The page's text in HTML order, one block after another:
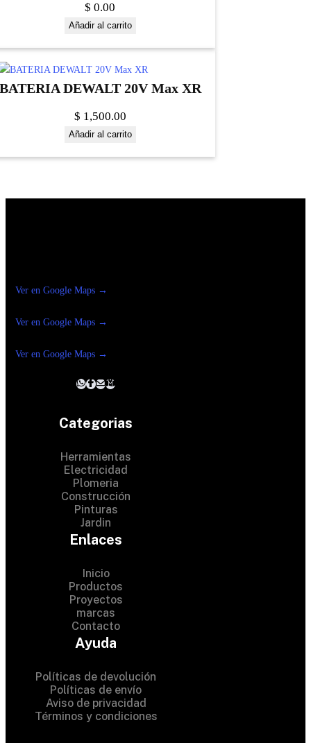
$ 0.00
Añadir al carrito
DEWALT 20V Max XR
$ 1,500.00
Añadir al carrito
Ver en Google Maps →
Ver en Google Maps →
Ver en Google Maps →
Categorias
Herramientas
Electricidad
Plomeria
Construcción
Pinturas
Jardin
Enlaces
Inicio
Productos
Proyectos
marcas
Contacto
Ayuda
Políticas de devolución
Políticas de envío
Aviso de privacidad
Términos y condiciones